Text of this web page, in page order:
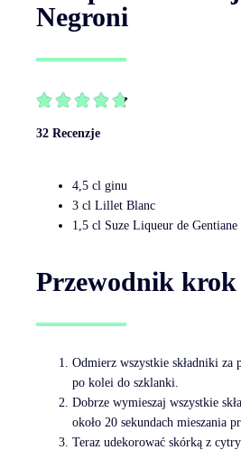
Negroni

32 Recenzje
4,5 cl ginu
3 cl Lillet Blanc
1,5 cl Suze Liqueur de Gentiane
Przewodnik
Odmierz wszystkie składniki za
po kolei do szklanki.
Dobrze wymieszaj wszystkie
około 20 sekundach mieszania
Teraz udekorować skórką z